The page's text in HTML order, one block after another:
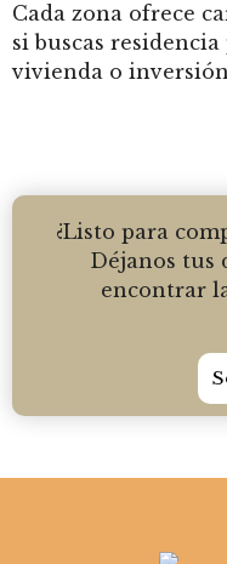
Cada zona ofrece
si buscas
vivienda o
¿Listo para
Déjanos tus
encontrar